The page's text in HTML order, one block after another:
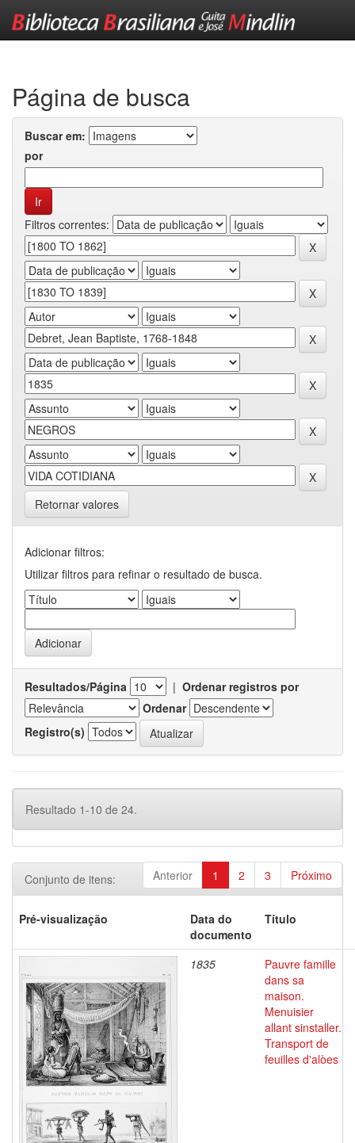
Página de busca
Buscar em:
por
Filtros correntes:
Retornar valores
Adicionar filtros:
Utilizar filtros para refinar o resultado de busca.
Resultados/Página | Ordenar registros por
Ordenar
Registro(s)
Resultado 1-10 de 24.
Anterior 1 2 3 Próximo
Conjunto de itens:
Pré-visualização
Data do
documento
Título
1835
Pauvre famille
dans sa
maison.
Menuisier
allant sinstaller.
Transport de
feuilles d'alòes